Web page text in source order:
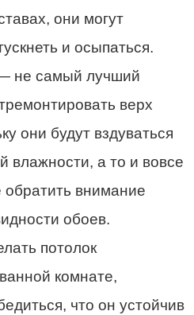
они могут
и осыпаться.
не самый лучший
верх
они будут вздуваться
влажности, а то и вовсе
обратить внимание
обоев.
потолок
комнате,
что он устойчив